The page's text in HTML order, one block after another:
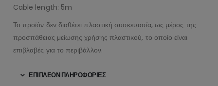
Cable length: 5m
Το προϊόν δεν διαθέτει πλαστική συσκευασία, ως μέρος της
προσπάθειας μείωσης χρήσης πλαστικού, το οποίο είναι
επιβλαβές για το περιβάλλον.
ΕΠΙΠΛΈΟΝ ΠΛΗΡΟΦΟΡΊΕΣ